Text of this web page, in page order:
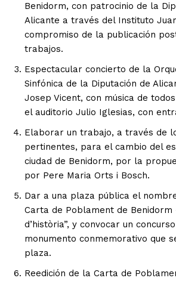
Benidorm, con patrocinio de la
Alicante a través del Instituto
compromiso de la publicación
trabajos.
Espectacular concierto de la
Sinfónica de la Diputación de
Josep Vicent, con música de
el auditorio Julio Iglesias, con
Elaborar un trabajo, a través de
pertinentes, para el cambio del
ciudad de Benidorm, por la
por Pere Maria Orts i Bosch.
Dar a una plaza pública el
Carta de Poblament de Benidorm
d’història”, y convocar un
monumento conmemorativo que
plaza.
Reedición de la Carta de